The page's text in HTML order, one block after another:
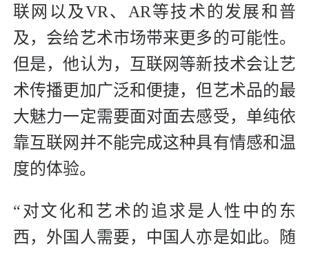
联网以及VR、AR等技术的发展和普
及，会给艺术市场带来更多的可能性。
但是，他认为，互联网等新技术会让艺
术传播更加广泛和便捷，但艺术品的最
大魅力一定需要面对面去感受，单纯依
靠互联网并不能完成这种具有情感和温
度的体验。
“对文化和艺术的追求是人性中的东
西，外国人需要，中国人亦是如此。随